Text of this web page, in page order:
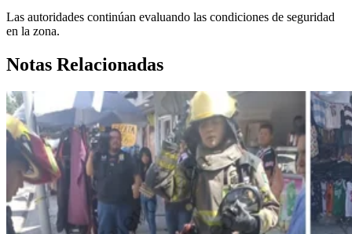
Las autoridades continúan evaluando las condiciones de seguridad
en la zona.
Notas Relacionadas